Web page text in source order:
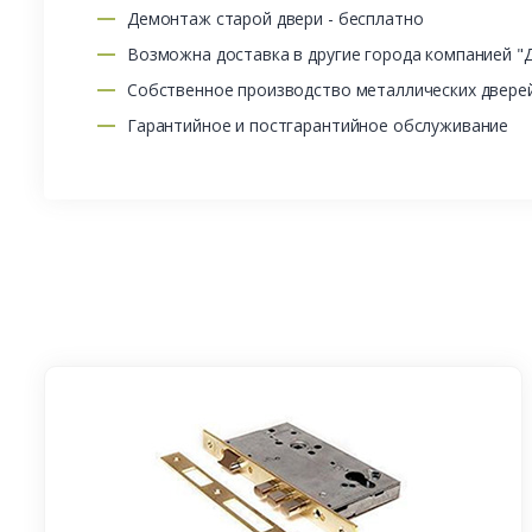
Демонтаж старой двери - бесплатно
Возможна доставка в другие города компанией
Собственное производство металлических
Гарантийное и постгарантийное обслуживание